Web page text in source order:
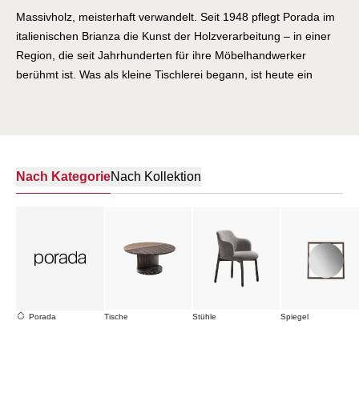
Massivholz, meisterhaft verwandelt. Seit 1948 pflegt Porada im
italienischen Brianza die Kunst der Holzverarbeitung – in einer
Region, die seit Jahrhunderten für ihre Möbelhandwerker
berühmt ist. Was als kleine Tischlerei begann, ist heute ein
scheinen. Stühle, deren Formen fließen wie Wasser. Regale und
Generationen verfeinert haben – und Designer wie Emmanuel
Gallina, die diesem Wissen zeitgenössische Formen verleihen.
Porada verbindet die Wärme des natürlichen Materials mit der
Präzision italienischen Designs. Möbel, die man berühren
Nach KategorieNach Kollektion
Porada Tische Stühle Spiegel